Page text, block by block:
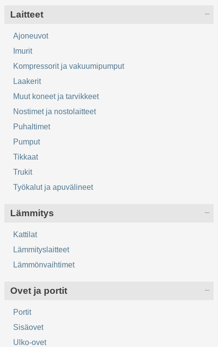
Laitteet
Ajoneuvot
Imurit
Kompressorit ja vakuumipumput
Laakerit
Muut koneet ja tarvikkeet
Nostimet ja nostolaitteet
Puhaltimet
Pumput
Tikkaat
Trukit
Työkalut ja apuvälineet
Lämmitys
Kattilat
Lämmityslaitteet
Lämmönvaihtimet
Ovet ja portit
Portit
Sisäovet
Ulko-ovet